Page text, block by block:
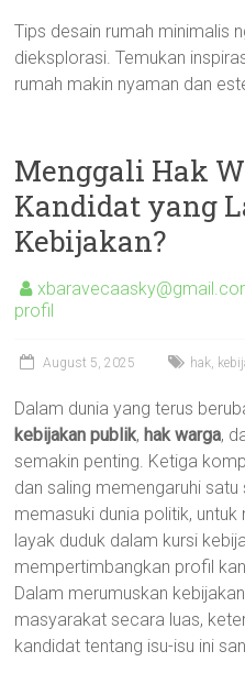
Tips desain rumah minimalis
dieksplorasi. Temukan
rumah makin nyaman dan
Menggali Hak
Kandidat yang
Kebijakan?
profil
August 5, 2025 hak,
Dalam dunia yang terus
kebijakan publik, hak warga,
semakin penting. Ketiga
dan saling memengaruhi
memasuki dunia politik,
layak duduk dalam kursi
mempertimbangkan profil
Dalam merumuskan
masyarakat secara luas,
kandidat tentang isu-isu ini